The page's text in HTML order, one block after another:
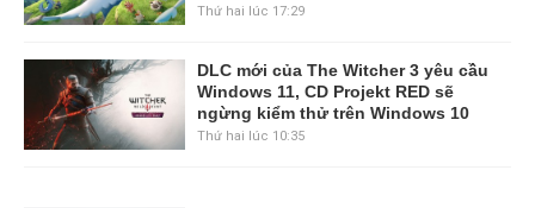
Thứ hai lúc 17:29
DLC mới của The Witcher 3 yêu cầu
Windows 11, CD Projekt RED sẽ
ngừng kiểm thử trên Windows 10
Thứ hai lúc 10:35